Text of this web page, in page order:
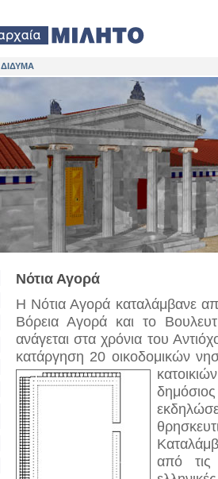
ΔΙΔΥΜΑ
Νότια Αγορά
Η Νότια Αγορά καταλάμβανε
Βόρεια Αγορά και το
ανάγεται στα χρόνια του
κατάργηση 20 οικοδομικών
από τις